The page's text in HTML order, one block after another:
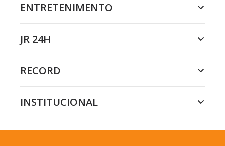
ENTRETENIMENTO
JR 24H
RECORD
INSTITUCIONAL